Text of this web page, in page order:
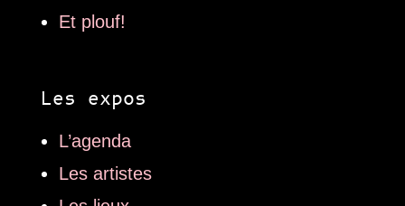
Et plouf!
Les expos
L’agenda
Les artistes